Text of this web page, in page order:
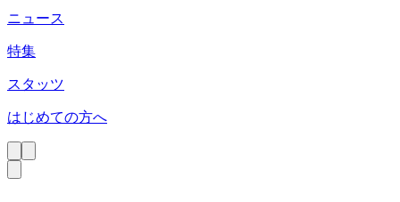
ニュース
特集
スタッツ
はじめての方へ